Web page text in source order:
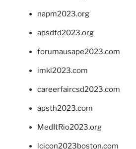
napm2023.org
apsdfd2023.org
forumausape2023.com
imkl2023.com
careerfaircsd2023.com
apsth2023.com
MedItRio2023.org
lcicon2023boston.com